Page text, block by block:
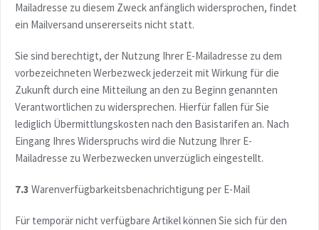
Mailadresse zu diesem Zweck anfänglich widersprochen, findet
ein Mailversand unsererseits nicht statt.
Sie sind berechtigt, der Nutzung Ihrer E-Mailadresse zu dem
vorbezeichneten Werbezweck jederzeit mit Wirkung für die
Zukunft durch eine Mitteilung an den zu Beginn genannten
Verantwortlichen zu widersprechen. Hierfür fallen für Sie
lediglich Übermittlungskosten nach den Basistarifen an. Nach
Eingang Ihres Widerspruchs wird die Nutzung Ihrer E-
Mailadresse zu Werbezwecken unverzüglich eingestellt.
7.3 Warenverfügbarkeitsbenachrichtigung per E-Mail
Für temporär nicht verfügbare Artikel können Sie sich für den